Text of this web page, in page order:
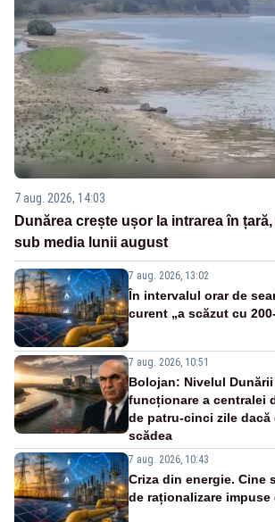
7 aug. 2026, 14:03
Dunărea crește ușor la intrarea în
sub media lunii august
7 aug. 2026, 13:02
În intervalul orar de
curent „a scăzut cu
7 aug. 2026, 10:51
Bolojan: Nivelul
funcționare a centralei
de patru-cinci zile dacă
scădea
7 aug. 2026, 10:43
Criza din energie. Cine
de raționalizare impuse